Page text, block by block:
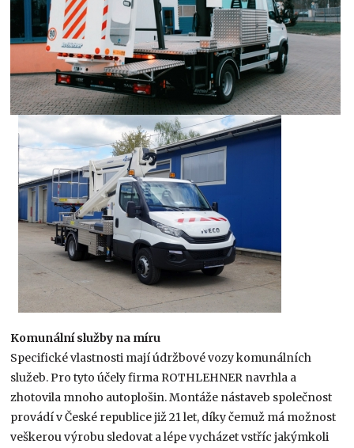
Komunální služby na míru
Specifické vlastnosti mají údržbové vozy komunálních
služeb. Pro tyto účely firma ROTHLEHNER navrhla a
zhotovila mnoho autoplošin. Montáže nástaveb společnost
provádí v České republice již 21 let, díky čemuž má možnost
veškerou výrobu sledovat a lépe vycházet vstříc jakýmkoli